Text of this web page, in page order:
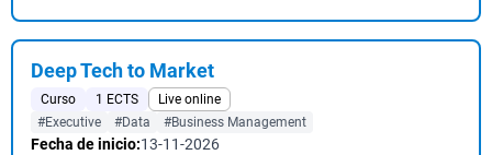
Deep Tech to Market
Curso 1 ECTS
Live online
#Executive
#Data #Business Management
Fecha de inicio:13-11-2026